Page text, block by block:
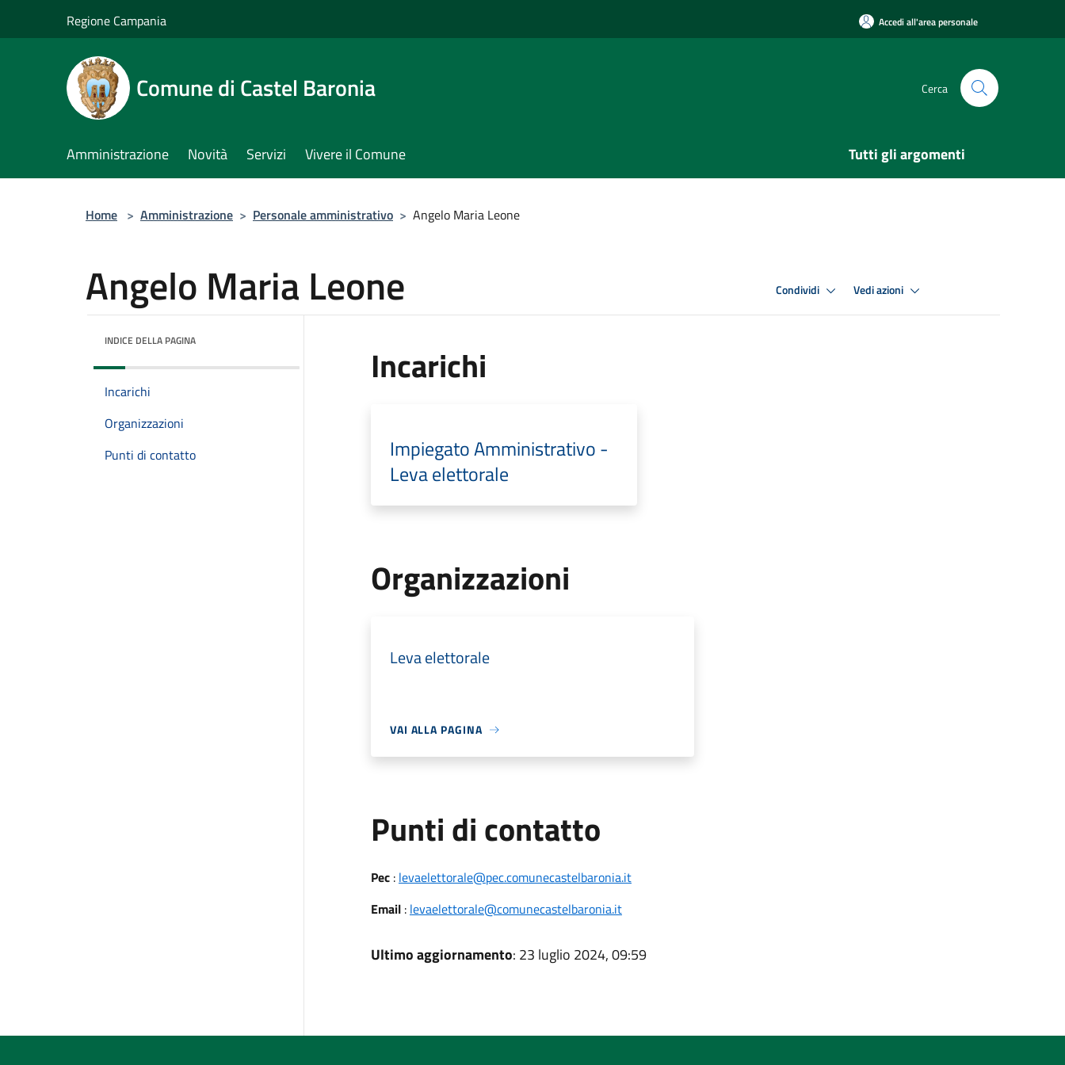
Regione Campania Accedi all'area personale
Comune di Castel Baronia Cerca
Amministrazione Novità Servizi Vivere il Comune Tutti gli argomenti
Home > Amministrazione > Personale amministrativo > Angelo Maria Leone
Angelo Maria Leone Condividi Vedi azioni
INDICE DELLA PAGINA
Incarichi
Organizzazioni
Punti di contatto
Incarichi
Impiegato Amministrativo -
Leva elettorale
Organizzazioni
Leva elettorale
VAI ALLA PAGINA
Punti di contatto
Pec: levaelettorale@pec.comunecastelbaronia.it
Email: levaelettorale@comunecastelbaronia.it
Ultimo aggiornamento: 23 luglio 2024, 09:59